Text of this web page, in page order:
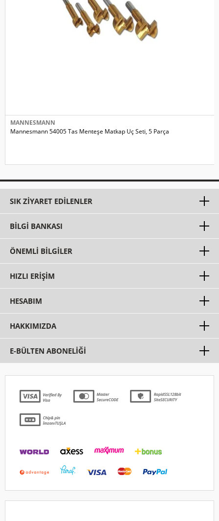
MANNESMANN
Mannesmann 54005 Tas Menteşe Matkap Uç Seti, 5 Parça
SIK ZIYARET EDILENLER
BILGI BANKASI
ÖNEMLI BILGILER
HIZLI ERIŞIM
HESABIM
HAKKIMIZDA
E-BÜLTEN ABONELİĞİ